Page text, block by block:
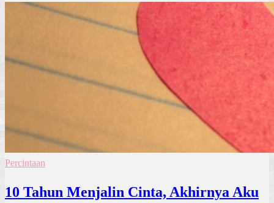
Percintaan
10 Tahun Menjalin Cinta, Akhirnya Aku